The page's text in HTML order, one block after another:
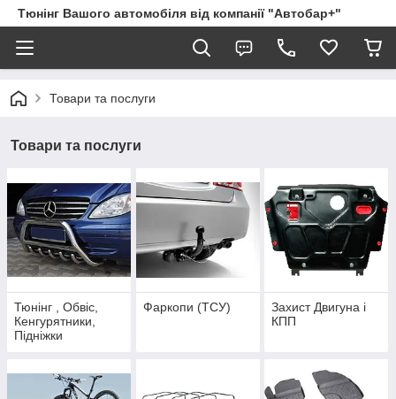
Тюнінг Вашого автомобіля від компанії "Автобар+"
Товари та послуги
Товари та послуги
Тюнінг , Обвіс,
Кенгурятники,
Підніжки
Фаркопи (ТСУ)
Захист Двигуна і
КПП